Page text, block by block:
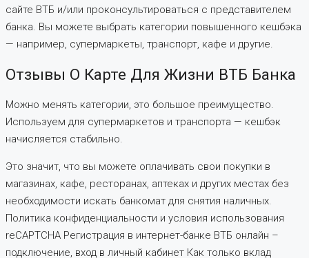
сайте ВТБ и/или проконсультироваться с представителем
банка. Вы можете выбрать категории повышенного кешбэка
— например, супермаркеты, транспорт, кафе и другие.
Отзывы О Карте Для Жизни ВТБ Банка
Можно менять категории, это большое преимущество.
Используем для супермаркетов и транспорта — кешбэк
начисляется стабильно.
Это значит, что вы можете оплачивать свои покупки в
магазинах, кафе, ресторанах, аптеках и других местах без
необходимости искать банкомат для снятия наличных.
Политика конфиденциальности и условия использования
reCAPTCHA Регистрация в интернет-банке ВТБ онлайн –
подключение, вход в личный кабинет Как только вклад